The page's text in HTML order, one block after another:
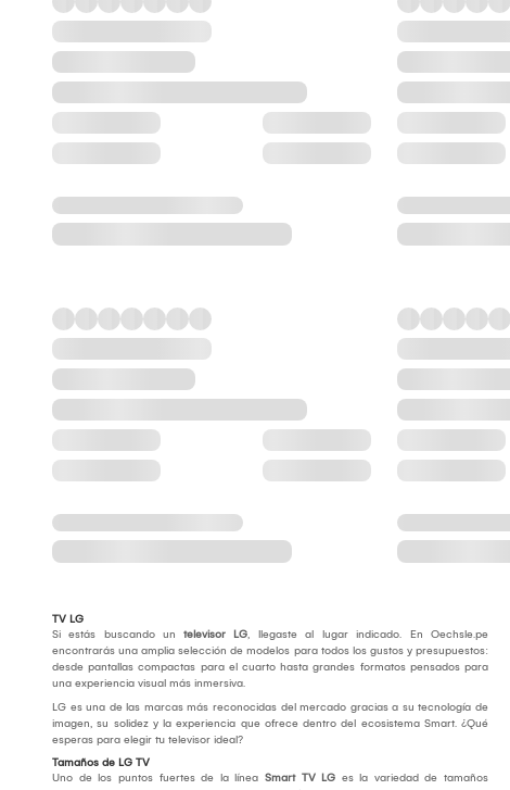
TV LG
Si estás buscando un televisor LG, llegaste al lugar indicado. En Oechsle.pe
encontrarás una amplia selección de modelos para todos los gustos y presupuestos:
desde pantallas compactas para el cuarto hasta grandes formatos pensados para
una experiencia visual más inmersiva.
LG es una de las marcas más reconocidas del mercado gracias a su tecnología de
imagen, su solidez y la experiencia que ofrece dentro del ecosistema Smart. ¿Qué
esperas para elegir tu televisor ideal?
Tamaños de LG TV
Uno de los puntos fuertes de la línea Smart TV LG es la variedad de tamaños